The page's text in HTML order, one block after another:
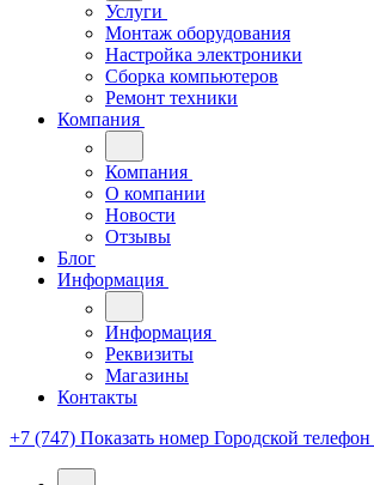
Услуги
Монтаж оборудования
Настройка электроники
Сборка компьютеров
Ремонт техники
Компания
Компания
О компании
Новости
Отзывы
Блог
Информация
Информация
Реквизиты
Магазины
Контакты
+7 (747) Показать номер Городской телефон